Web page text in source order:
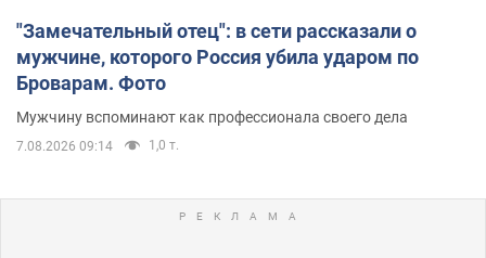
"Замечательный отец": в сети рассказали о
мужчине, которого Россия убила ударом по
Броварам. Фото
Мужчину вспоминают как профессионала своего дела
7.08.2026 09:14 1,0 т.